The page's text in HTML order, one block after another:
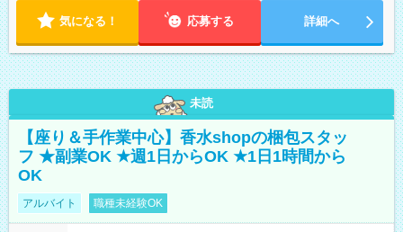
気になる！ 応募する 詳細へ
未読
【座り＆手作業中心】香水shopの梱包スタッ
フ ★副業OK ★週1日からOK ★1日1時間から
OK
アルバイト 職種未経験OK